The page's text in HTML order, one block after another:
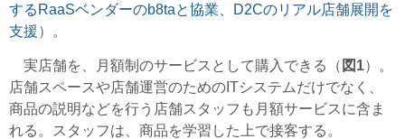
するRaaSベンダーのb8taと協業、D2Cのリアル店舗展開を
支援）。
実店舗を、月額制のサービスとして購入できる（ 図1）。
店舗スペースや店舗運営のためのITシステムだけでなく、
商品の説明などを行う店舗スタッフも月額サービスに含ま
れる。スタッフは、商品を学習した上で接客する。